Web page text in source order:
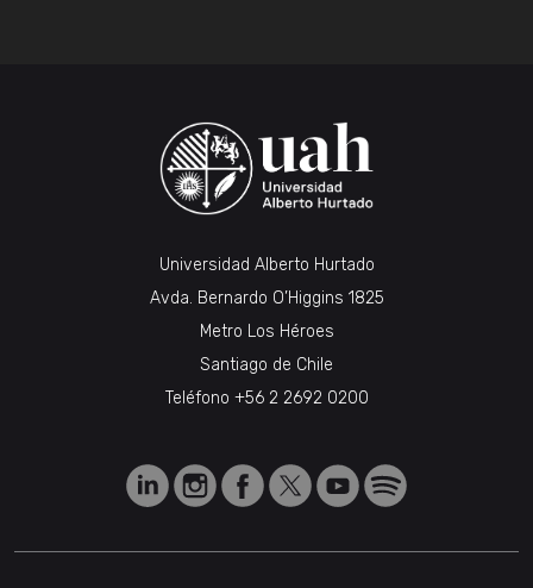
Universidad Alberto Hurtado
Avda. Bernardo O’Higgins 1825
Metro Los Héroes
Santiago de Chile
Teléfono +56 2 2692 0200